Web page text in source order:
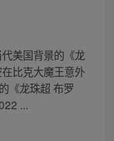
美国背景的《龙
比克大魔王意外
《龙珠超 布罗
...